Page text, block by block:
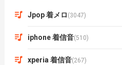
Jpop 着メロ (3047)
iphone 着信音(510)
xperia 着信音(267)